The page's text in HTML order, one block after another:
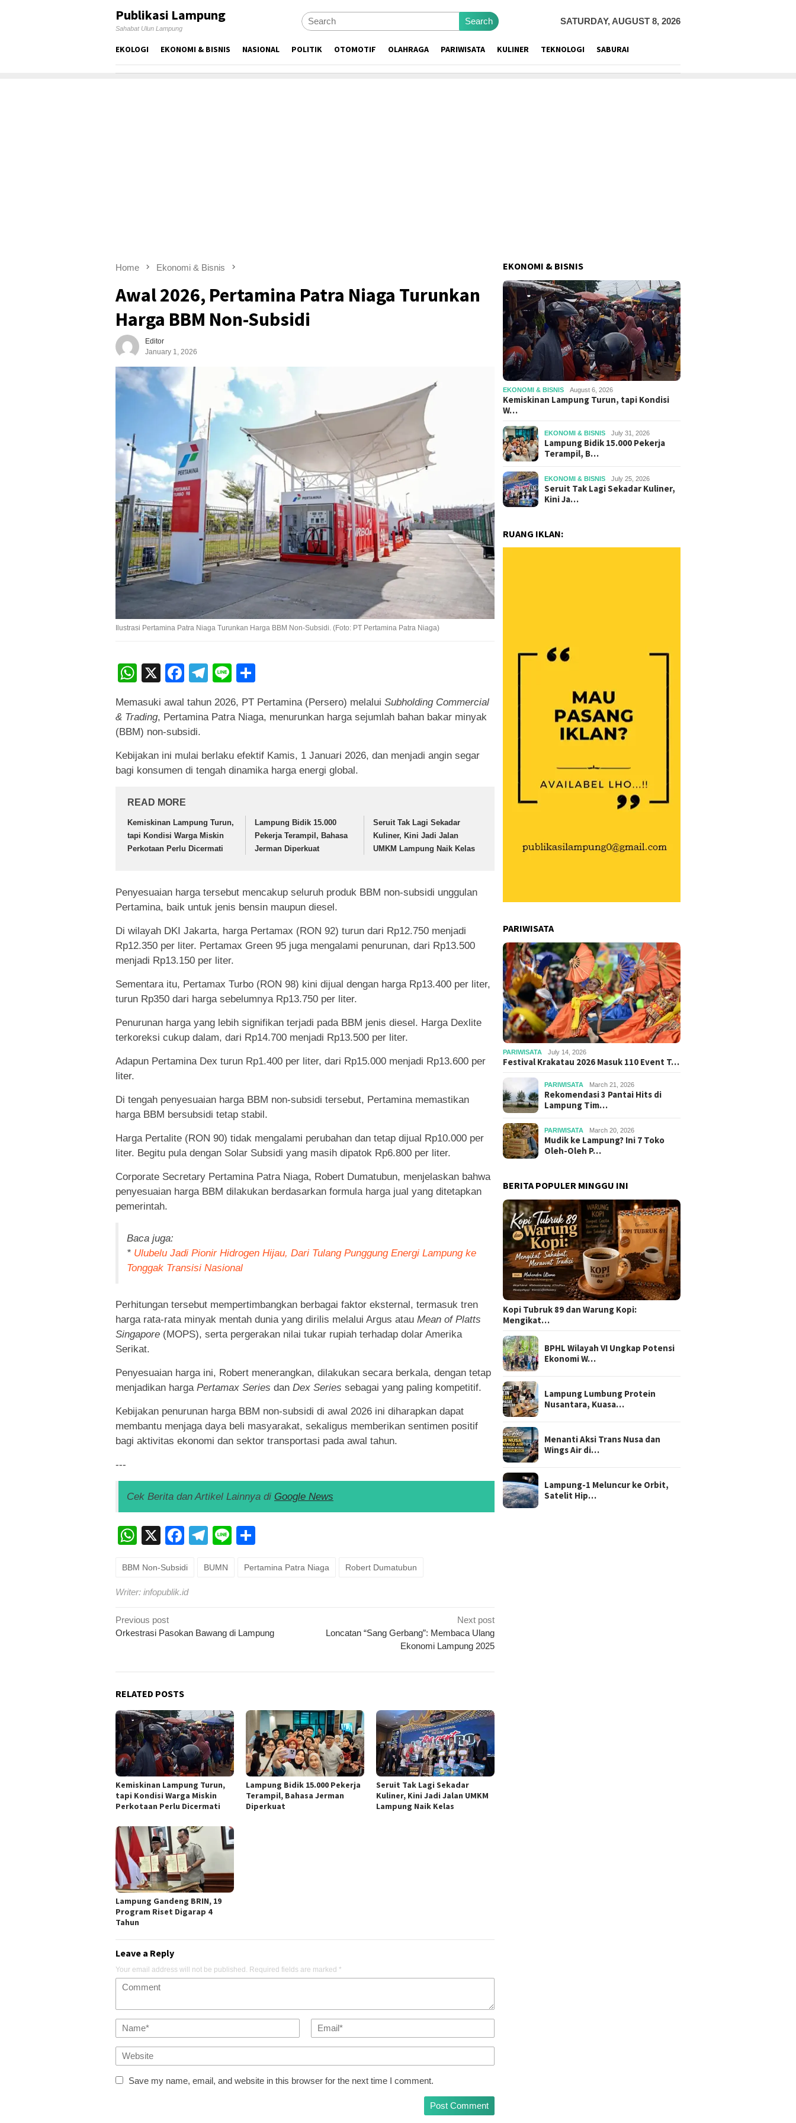
Publikasi Lampung
Sahabat Ulun Lampung
Search SATURDAY, AUGUST 8, 2026
EKOLOGI EKONOMI & BISNIS NASIONAL POLITIK OTOMOTIF OLAHRAGA PARIWISATA KULINER TEKNOLOGI SABURAI
Home Ekonomi & Bisnis
Awal 2026, Pertamina Patra Niaga Turunkan
Harga BBM Non-Subsidi
Editor
January 1, 2026
Ilustrasi Pertamina Patra Niaga Turunkan Harga BBM Non-Subsidi. (Foto: PT Pertamina Patra Niaga)
WhatsApp
X Facebook
Telegram
Line
Memasuki awal tahun 2026, PT Pertamina (Persero) melalui Subholding Commercial
& Trading, Pertamina Patra Niaga, menurunkan harga sejumlah bahan bakar minyak
(BBM) non-subsidi.
Kebijakan ini mulai berlaku efektif Kamis, 1 Januari 2026, dan menjadi angin segar
bagi konsumen di tengah dinamika harga energi global.
READ MORE
Kemiskinan Lampung Turun,
tapi Kondisi Warga Miskin
Perkotaan Perlu Dicermati
Lampung Bidik 15.000
Pekerja Terampil, Bahasa
Jerman Diperkuat
Seruit Tak Lagi Sekadar
Kuliner, Kini Jadi Jalan
UMKM Lampung Naik Kelas
Penyesuaian harga tersebut mencakup seluruh produk BBM non-subsidi unggulan
Pertamina, baik untuk jenis bensin maupun diesel.
Di wilayah DKI Jakarta, harga Pertamax (RON 92) turun dari Rp12.750 menjadi
Rp12.350 per liter. Pertamax Green 95 juga mengalami penurunan, dari Rp13.500
menjadi Rp13.150 per liter.
Sementara itu, Pertamax Turbo (RON 98) kini dijual dengan harga Rp13.400 per liter,
turun Rp350 dari harga sebelumnya Rp13.750 per liter.
Penurunan harga yang lebih signifikan terjadi pada BBM jenis diesel. Harga Dexlite
terkoreksi cukup dalam, dari Rp14.700 menjadi Rp13.500 per liter.
Adapun Pertamina Dex turun Rp1.400 per liter, dari Rp15.000 menjadi Rp13.600 per
liter.
Di tengah penyesuaian harga BBM non-subsidi tersebut, Pertamina memastikan
harga BBM bersubsidi tetap stabil.
Harga Pertalite (RON 90) tidak mengalami perubahan dan tetap dijual Rp10.000 per
liter. Begitu pula dengan Solar Subsidi yang masih dipatok Rp6.800 per liter.
Corporate Secretary Pertamina Patra Niaga, Robert Dumatubun, menjelaskan bahwa
penyesuaian harga BBM dilakukan berdasarkan formula harga jual yang ditetapkan
pemerintah.
Baca juga:
* Ulubelu Jadi Pionir Hidrogen Hijau, Dari Tulang Punggung Energi Lampung ke
Tonggak Transisi Nasional
Perhitungan tersebut mempertimbangkan berbagai faktor eksternal, termasuk tren
harga rata-rata minyak mentah dunia yang dirilis melalui Argus atau Mean of Platts
Singapore (MOPS), serta pergerakan nilai tukar rupiah terhadap dolar Amerika
Serikat.
Penyesuaian harga ini, Robert menerangkan, dilakukan secara berkala, dengan tetap
menjadikan harga Pertamax Series dan Dex Series sebagai yang paling kompetitif.
Kebijakan penurunan harga BBM non-subsidi di awal 2026 ini diharapkan dapat
membantu menjaga daya beli masyarakat, sekaligus memberikan sentimen positif
bagi aktivitas ekonomi dan sektor transportasi pada awal tahun.
---
Cek Berita dan Artikel Lainnya di Google News
WhatsApp
X Facebook
Telegram
Line
BBM Non-Subsidi BUMN Pertamina Patra Niaga Robert Dumatubun
Writer: infopublik.id
Post
navigation
Previous post
Orkestrasi Pasokan Bawang di Lampung
Next post
Loncatan “Sang Gerbang”: Membaca Ulang
Ekonomi Lampung 2025
RELATED POSTS
Kemiskinan Lampung Turun,
tapi Kondisi Warga Miskin
Perkotaan Perlu Dicermati
Lampung Bidik 15.000 Pekerja
Terampil, Bahasa Jerman
Diperkuat
Seruit Tak Lagi Sekadar
Kuliner, Kini Jadi Jalan UMKM
Lampung Naik Kelas
Lampung Gandeng BRIN, 19
Program Riset Digarap 4
Tahun
Leave a Reply
Your email address will not be published. Required fields are marked *
Save my name, email, and website in this browser for the next time I comment.
EKONOMI & BISNIS
EKONOMI & BISNIS August 6, 2026
Kemiskinan Lampung Turun, tapi Kondisi
W…
EKONOMI & BISNIS July 31, 2026
Lampung Bidik 15.000 Pekerja
Terampil, B…
EKONOMI & BISNIS July 25, 2026
Seruit Tak Lagi Sekadar Kuliner,
Kini Ja…
RUANG IKLAN:
PARIWISATA
PARIWISATA July 14, 2026
Festival Krakatau 2026 Masuk 110 Event T…
PARIWISATA March 21, 2026
Rekomendasi 3 Pantai Hits di
Lampung Tim…
PARIWISATA March 20, 2026
Mudik ke Lampung? Ini 7 Toko
Oleh-Oleh P…
BERITA POPULER MINGGU INI
Kopi Tubruk 89 dan Warung Kopi:
Mengikat…
BPHL Wilayah VI Ungkap Potensi
Ekonomi W…
Lampung Lumbung Protein
Nusantara, Kuasa…
Menanti Aksi Trans Nusa dan
Wings Air di…
Lampung-1 Meluncur ke Orbit,
Satelit Hip…